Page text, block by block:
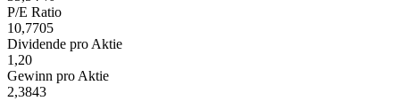
P/E Ratio
10,7705
Dividende pro Aktie
1,20
Gewinn pro Aktie
2,3843